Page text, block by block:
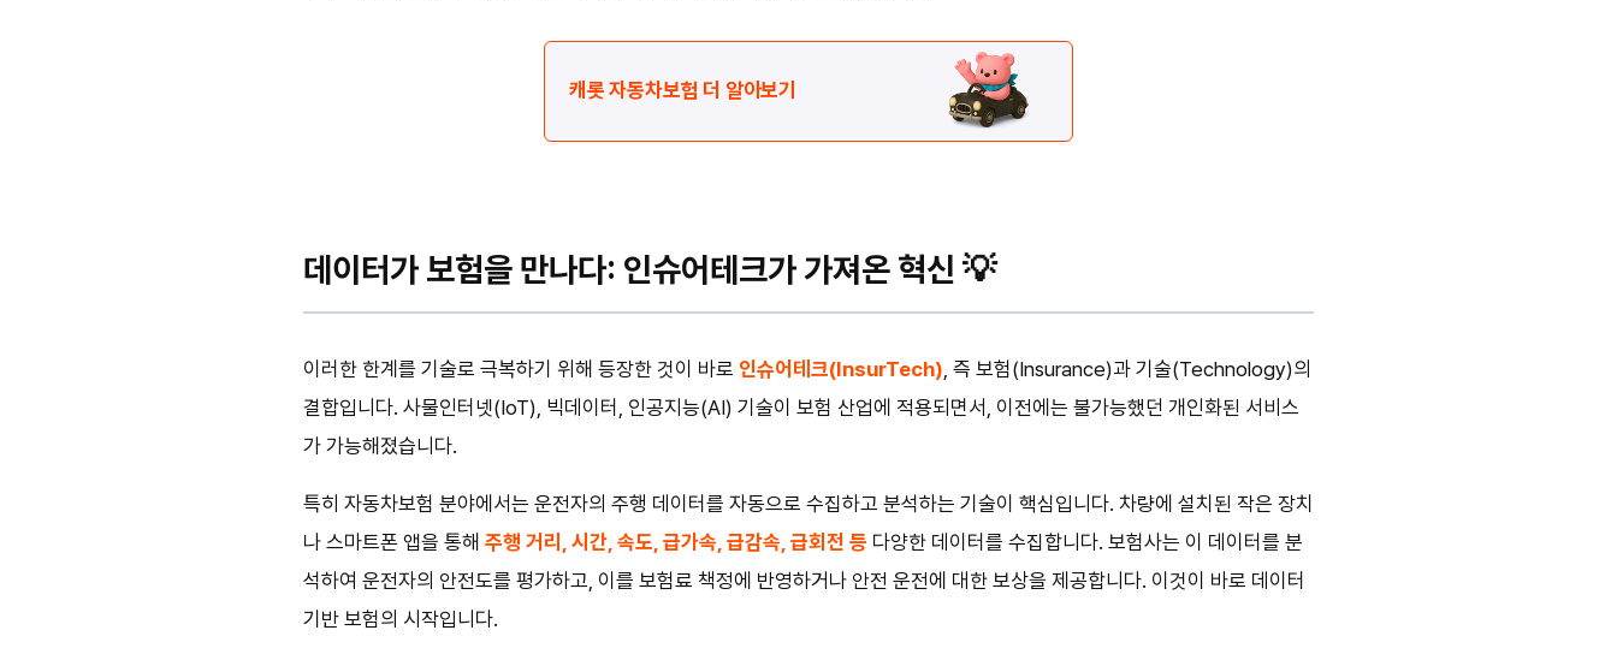
캐롯 자동차보험 더 알아보기
데이터가 보험을 만나다: 인슈어테크가 가져온 혁신 💡
이러한 한계를 기술로 극복하기 위해 등장한 것이 바로 인슈어테크(InsurTech), 즉 보험(Insurance)과 기술(Technology)의
결합입니다. 사물인터넷(IoT), 빅데이터, 인공지능(AI) 기술이 보험 산업에 적용되면서, 이전에는 불가능했던 개인화된 서비스
가 가능해졌습니다.
특히 자동차보험 분야에서는 운전자의 주행 데이터를 자동으로 수집하고 분석하는 기술이 핵심입니다. 차량에 설치된 작은 장치
나 스마트폰 앱을 통해 주행 거리, 시간, 속도, 급가속, 급감속, 급회전 등 다양한 데이터를 수집합니다. 보험사는 이 데이터를 분
석하여 운전자의 안전도를 평가하고, 이를 보험료 책정에 반영하거나 안전 운전에 대한 보상을 제공합니다. 이것이 바로 데이터
기반 보험의 시작입니다.